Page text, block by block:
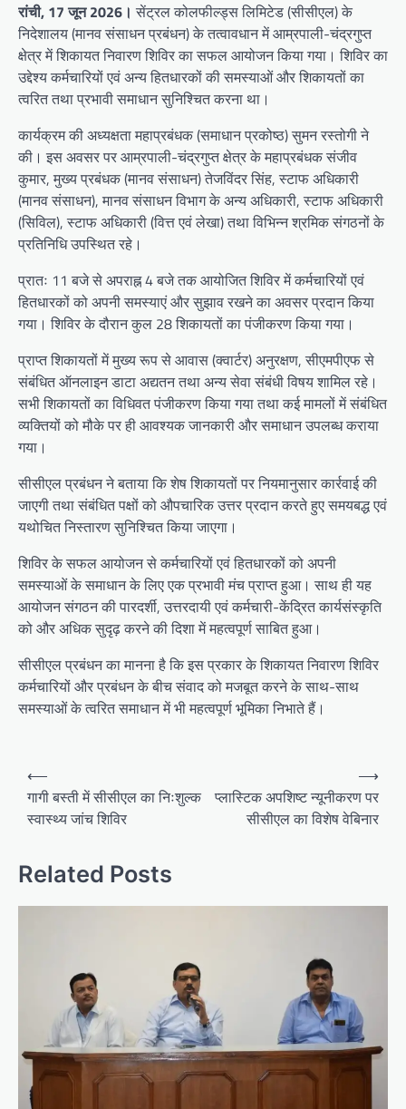
रांची, 17 जून 2026। सेंट्रल कोलफील्ड्स लिमिटेड (सीसीएल) के
निदेशालय (मानव संसाधन प्रबंधन) के तत्वावधान में आम्रपाली-चंद्रगुप्त
क्षेत्र में शिकायत निवारण शिविर का सफल आयोजन किया गया। शिविर का
उद्देश्य कर्मचारियों एवं अन्य हितधारकों की समस्याओं और शिकायतों का
त्वरित तथा प्रभावी समाधान सुनिश्चित करना था।
कार्यक्रम की अध्यक्षता महाप्रबंधक (समाधान प्रकोष्ठ) सुमन रस्तोगी ने
की। इस अवसर पर आम्रपाली-चंद्रगुप्त क्षेत्र के महाप्रबंधक संजीव
कुमार, मुख्य प्रबंधक (मानव संसाधन) तेजविंदर सिंह, स्टाफ अधिकारी
(मानव संसाधन), मानव संसाधन विभाग के अन्य अधिकारी, स्टाफ अधिकारी
(सिविल), स्टाफ अधिकारी (वित्त एवं लेखा) तथा विभिन्न श्रमिक संगठनों के
प्रतिनिधि उपस्थित रहे।
प्रातः 11 बजे से अपराह्न 4 बजे तक आयोजित शिविर में कर्मचारियों एवं
हितधारकों को अपनी समस्याएं और सुझाव रखने का अवसर प्रदान किया
गया। शिविर के दौरान कुल 28 शिकायतों का पंजीकरण किया गया।
प्राप्त शिकायतों में मुख्य रूप से आवास (क्वार्टर) अनुरक्षण, सीएमपीएफ से
संबंधित ऑनलाइन डाटा अद्यतन तथा अन्य सेवा संबंधी विषय शामिल रहे।
सभी शिकायतों का विधिवत पंजीकरण किया गया तथा कई मामलों में संबंधित
व्यक्तियों को मौके पर ही आवश्यक जानकारी और समाधान उपलब्ध कराया
गया।
सीसीएल प्रबंधन ने बताया कि शेष शिकायतों पर नियमानुसार कार्रवाई की
जाएगी तथा संबंधित पक्षों को औपचारिक उत्तर प्रदान करते हुए समयबद्ध एवं
यथोचित निस्तारण सुनिश्चित किया जाएगा।
शिविर के सफल आयोजन से कर्मचारियों एवं हितधारकों को अपनी
समस्याओं के समाधान के लिए एक प्रभावी मंच प्राप्त हुआ। साथ ही यह
आयोजन संगठन की पारदर्शी, उत्तरदायी एवं कर्मचारी-केंद्रित कार्यसंस्कृति
को और अधिक सुदृढ़ करने की दिशा में महत्वपूर्ण साबित हुआ।
सीसीएल प्रबंधन का मानना है कि इस प्रकार के शिकायत निवारण शिविर
कर्मचारियों और प्रबंधन के बीच संवाद को मजबूत करने के साथ-साथ
समस्याओं के त्वरित समाधान में भी महत्वपूर्ण भूमिका निभाते हैं।
Post
navigation
⟵
गागी बस्ती में सीसीएल का निःशुल्क
स्वास्थ्य जांच शिविर
प्लास्टिक अपशिष्ट न्यूनीकरण पर
सीसीएल का विशेष वेबिनार
⟶
Related Posts